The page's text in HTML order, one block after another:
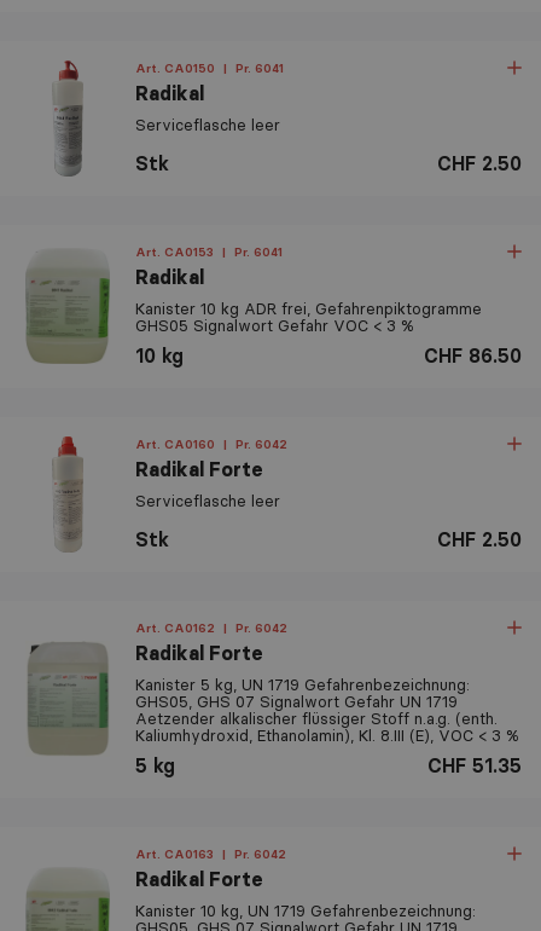
Art. CA0150 | Pr. 6041
Radikal
Serviceflasche leer
Stk CHF 2.50
Art. CA0153 | Pr. 6041
Radikal
Kanister 10 kg ADR frei, Gefahrenpiktogramme
GHS05 Signalwort Gefahr VOC < 3 %
10 kg CHF 86.50
Art. CA0160 | Pr. 6042
Radikal Forte
Serviceflasche leer
Stk CHF 2.50
Art. CA0162 | Pr. 6042
Radikal Forte
Kanister 5 kg, UN 1719 Gefahrenbezeichnung:
GHS05, GHS 07 Signalwort Gefahr UN 1719
Aetzender alkalischer flüssiger Stoff n.a.g. (enth.
Kaliumhydroxid, Ethanolamin), Kl. 8.III (E), VOC < 3 %
5 kg CHF 51.35
Art. CA0163 | Pr. 6042
Radikal Forte
Kanister 10 kg, UN 1719 Gefahrenbezeichnung: